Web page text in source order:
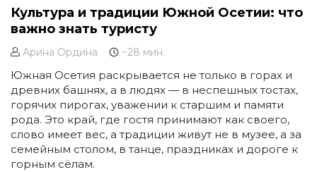
Культура и традиции Южной Осетии: что
важно знать туристу
Арина Ордина ~28 мин.
Южная Осетия раскрывается не только в горах и
древних башнях, а в людях — в неспешных тостах,
горячих пирогах, уважении к старшим и памяти
рода. Это край, где гостя принимают как своего,
слово имеет вес, а традиции живут не в музее, а за
семейным столом, в танце, праздниках и дороге к
горным сёлам.